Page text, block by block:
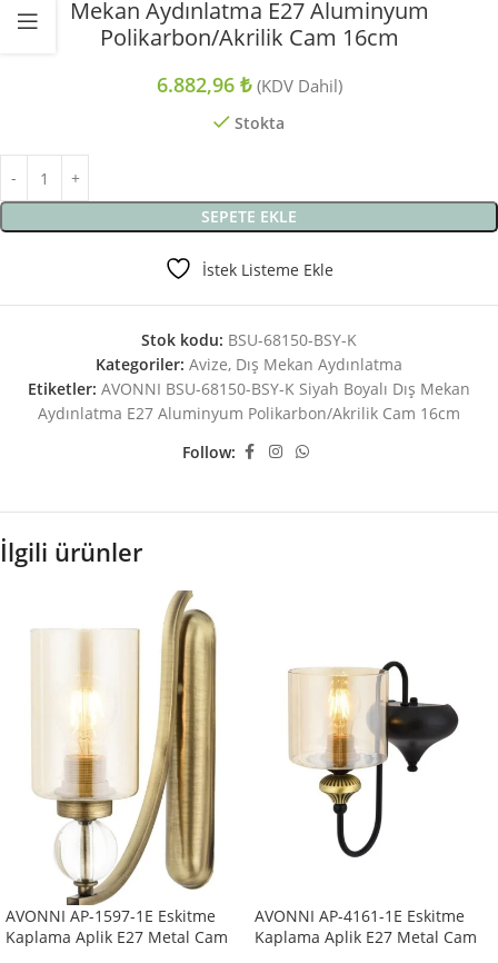
Mekan Aydınlatma E27 Aluminyum
Polikarbon/Akrilik Cam 16cm
6.882,96 ₺ (KDV Dahil)
Stokta
SEPETE EKLE
İstek Listeme Ekle
Stok kodu: BSU-68150-BSY-K
Kategoriler: Avize, Dış Mekan Aydınlatma
Etiketler: AVONNI BSU-68150-BSY-K Siyah Boyalı Dış Mekan
Aydınlatma E27 Aluminyum Polikarbon/Akrilik Cam 16cm
Follow:
İlgili ürünler
AVONNI AP-1597-1E Eskitme
Kaplama Aplik E27 Metal Cam
AVONNI AP-4161-1E Eskitme
Kaplama Aplik E27 Metal Cam